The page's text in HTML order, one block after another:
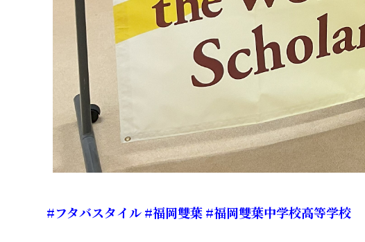
#フタバスタイル#福岡雙葉#福岡雙葉中学校高等学校